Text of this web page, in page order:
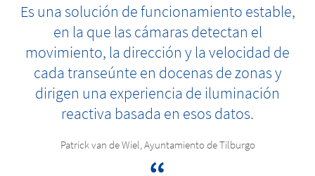
Es una solución de funcionamiento estable,
en la que las cámaras detectan el
movimiento, la dirección y la velocidad de
cada transeúnte en docenas de zonas y
dirigen una experiencia de iluminación
reactiva basada en esos datos.
Patrick van de Wiel, Ayuntamiento de Tilburgo